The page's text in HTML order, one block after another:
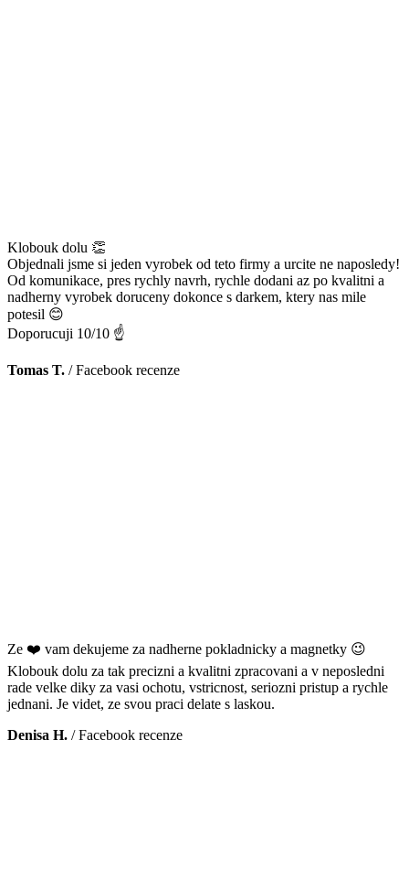
Klobouk dolu 👏
Objednali jsme si jeden vyrobek od teto firmy a urcite ne naposledy!
Od komunikace, pres rychly navrh, rychle dodani az po kvalitni a
nadherny vyrobek doruceny dokonce s darkem, ktery nas mile
potesil 😊
Doporucuji 10/10 ☝️
Tomas T. /Facebook recenze
Ze ❤️ vam dekujeme za nadherne pokladnicky a magnetky 😉
Klobouk dolu za tak precizni a kvalitni zpracovani a v neposledni
rade velke diky za vasi ochotu, vstricnost, seriozni pristup a rychle
jednani. Je videt, ze svou praci delate s laskou.
Denisa H. /Facebook recenze